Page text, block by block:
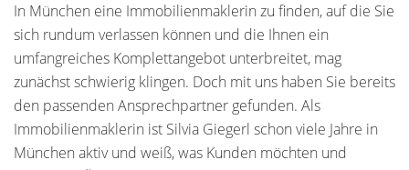
In München eine Immobilienmaklerin zu finden, auf die Sie
sich rundum verlassen können und die Ihnen ein
umfangreiches Komplettangebot unterbreitet, mag
zunächst schwierig klingen. Doch mit uns haben Sie bereits
den passenden Ansprechpartner gefunden. Als
Immobilienmaklerin ist Silvia Giegerl schon viele Jahre in
München aktiv und weiß, was Kunden möchten und